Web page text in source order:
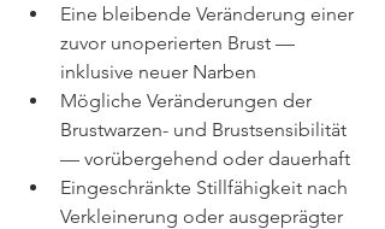
Eine bleibende Veränderung einer
zuvor unoperierten Brust —
inklusive neuer Narben
Mögliche Veränderungen der
Brustwarzen- und Brustsensibilität
— vorübergehend oder dauerhaft
Eingeschränkte Stillfähigkeit nach
Verkleinerung oder ausgeprägter